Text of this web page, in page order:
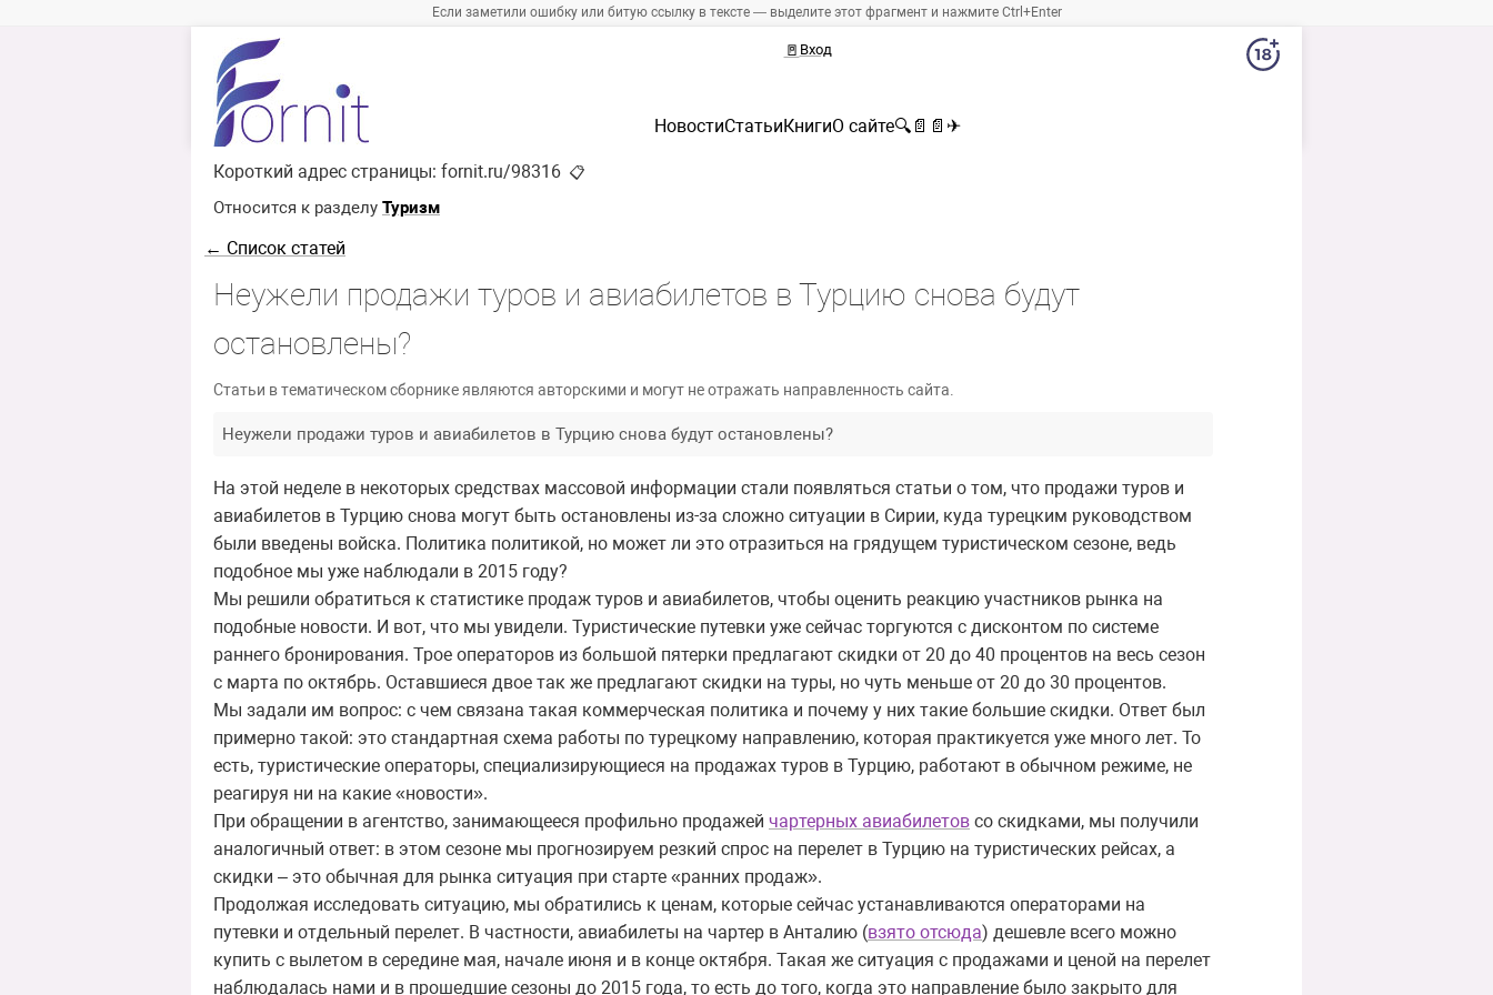
Если заметили ошибку или битую ссылку в тексте — выделите этот фрагмент и нажмите Ctrl+Enter
🚪 Вход
НовостиСтатьиКнигиО сайте🔍 📄 📄 ✈
Короткий адрес страницы: fornit.ru/98316 📋
Относится к разделу Туризм
← Список статей
Неужели продажи туров и авиабилетов в Турцию снова будут
остановлены?
Статьи в тематическом сборнике являются авторскими и могут не отражать направленность сайта.
Неужели продажи туров и авиабилетов в Турцию снова будут остановлены?
На этой неделе в некоторых средствах массовой информации стали появляться статьи о том, что продажи туров и
авиабилетов в Турцию снова могут быть остановлены из-за сложно ситуации в Сирии, куда турецким руководством
были введены войска. Политика политикой, но может ли это отразиться на грядущем туристическом сезоне, ведь
подобное мы уже наблюдали в 2015 году?
Мы решили обратиться к статистике продаж туров и авиабилетов, чтобы оценить реакцию участников рынка на
подобные новости. И вот, что мы увидели. Туристические путевки уже сейчас торгуются с дисконтом по системе
раннего бронирования. Трое операторов из большой пятерки предлагают скидки от 20 до 40 процентов на весь сезон
с марта по октябрь. Оставшиеся двое так же предлагают скидки на туры, но чуть меньше от 20 до 30 процентов.
Мы задали им вопрос: с чем связана такая коммерческая политика и почему у них такие большие скидки. Ответ был
примерно такой: это стандартная схема работы по турецкому направлению, которая практикуется уже много лет. То
есть, туристические операторы, специализирующиеся на продажах туров в Турцию, работают в обычном режиме, не
реагируя ни на какие «новости».
При обращении в агентство, занимающееся профильно продажей чартерных авиабилетов со скидками, мы получили
аналогичный ответ: в этом сезоне мы прогнозируем резкий спрос на перелет в Турцию на туристических рейсах, а
скидки – это обычная для рынка ситуация при старте «ранних продаж».
Продолжая исследовать ситуацию, мы обратились к ценам, которые сейчас устанавливаются операторами на
путевки и отдельный перелет. В частности, авиабилеты на чартер в Анталию (взято отсюда) дешевле всего можно
купить с вылетом в середине мая, начале июня и в конце октября. Такая же ситуация с продажами и ценой на перелет
наблюдалась нами и в прошедшие сезоны до 2015 года, то есть до того, когда это направление было закрыто для